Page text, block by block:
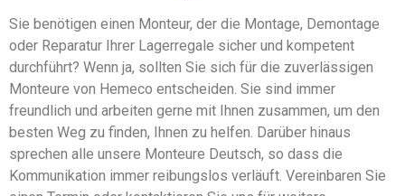
Sie benötigen einen Monteur, der die Montage, Demontage
oder Reparatur Ihrer Lagerregale sicher und kompetent
durchführt? Wenn ja, sollten Sie sich für die zuverlässigen
Monteure von Hemeco entscheiden. Sie sind immer
freundlich und arbeiten gerne mit Ihnen zusammen, um den
besten Weg zu finden, Ihnen zu helfen. Darüber hinaus
sprechen alle unsere Monteure Deutsch, so dass die
Kommunikation immer reibungslos verläuft. Vereinbaren Sie